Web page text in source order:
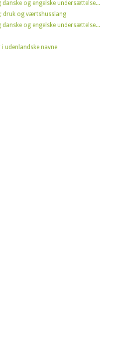
og engelske undersættelse...
druk og værtshusslang
og engelske undersættelse...
udenlandske navne